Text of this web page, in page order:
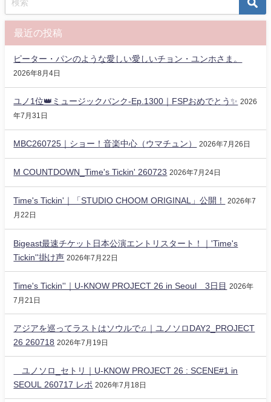
最近の投稿
ピーター・パンのような愛しい愛しいチョン・ユンホさま。
2026年8月4日
ユノ1位👑ミュージックバンク-Ep.1300｜FSPおめでとう✨️ 2026
年7月31日
MBC260725｜ショー！音楽中心（ウマチュン） 2026年7月26日
M COUNTDOWN_Time's Tickin' 260723 2026年7月24日
Time's Tickin'｜「STUDIO CHOOM ORIGINAL」公開！
2026年7
月22日
Bigeast最速チケット日本公演エントリスタート！｜'Time's
Tickin''掛け声 2026年7月22日
Time's Tickin''｜U-KNOW PROJECT 26 in Seoul 3日目
2026年
7月21日
アジアを巡ってラストはソウルで♫｜ユノソロDAY2_PROJECT
26 260718 2026年7月19日
ユノソロ_セトリ｜U-KNOW PROJECT 26 : SCENE#1 in
SEOUL 260717 レポ 2026年7月18日